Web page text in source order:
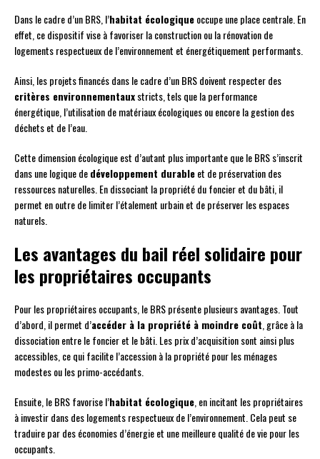
Dans le cadre d’un BRS, l’habitat écologiqueoccupe une place centrale. En
effet, ce dispositif vise à favoriser la construction ou la rénovation de
logements respectueux de l’environnement et énergétiquement performants.
Ainsi, les projets financés dans le cadre d’un BRS doivent respecter des
critères environnementauxstricts, tels que la performance
énergétique, l’utilisation de matériaux écologiques ou encore la gestion des
déchets et de l’eau.
Cette dimension écologique est d’autant plus importante que le BRS s’inscrit
dans une logique dedéveloppement durableet de préservation des
ressources naturelles. En dissociant la propriété du foncier et du bâti, il
permet en outre de limiter l’étalement urbain et de préserver les espaces
naturels.
Les avantages du bail réel solidaire pour
les propriétaires occupants
Pour les propriétaires occupants, le BRS présente plusieurs avantages. Tout
d’abord, il permet d’accéder à la propriété à moindre coût , grâce à la
dissociation entre le foncier et le bâti. Les prix d’acquisition sont ainsi plus
accessibles, ce qui facilite l’accession à la propriété pour les ménages
modestes ou les primo-accédants.
Ensuite, le BRS favorise l’habitat écologique , en incitant les propriétaires
à investir dans des logements respectueux de l’environnement. Cela peut se
traduire par des économies d’énergie et une meilleure qualité de vie pour les
occupants.